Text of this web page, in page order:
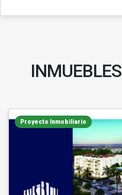
INMUEBLES
Proyecto Inmobiliario